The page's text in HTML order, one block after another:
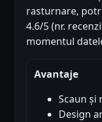
rasturnare,
4.6/5 (nr.
momentul
Avantaje
Scaun și
Design